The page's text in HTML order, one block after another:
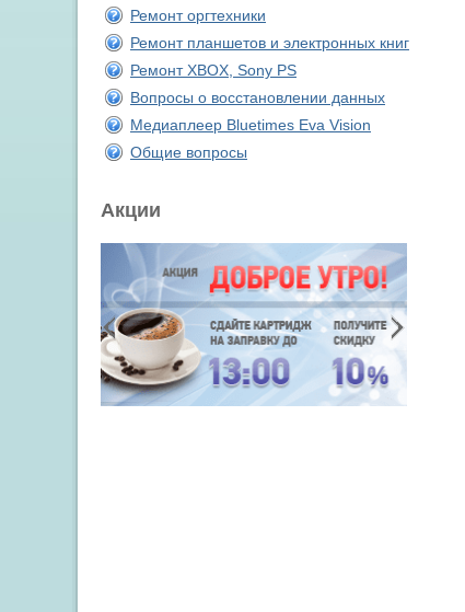
Ремонт оргтехники
Ремонт планшетов и электронных книг
Ремонт XBOX, Sony PS
Вопросы о восстановлении данных
Медиаплеер Bluetimes Eva Vision
Общие вопросы
Акции